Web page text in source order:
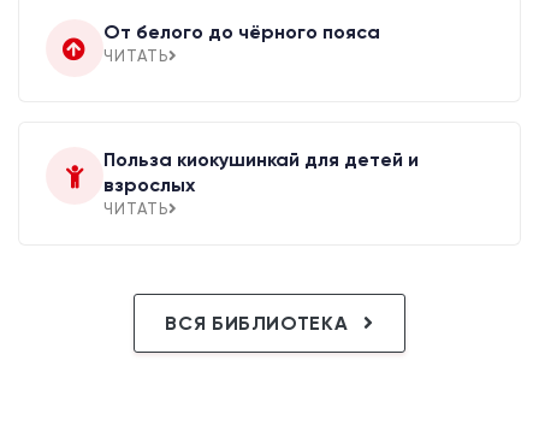
От белого до чёрного пояса
ЧИТАТЬ
Польза киокушинкай для детей и
взрослых
ЧИТАТЬ
ВСЯ БИБЛИОТЕКА